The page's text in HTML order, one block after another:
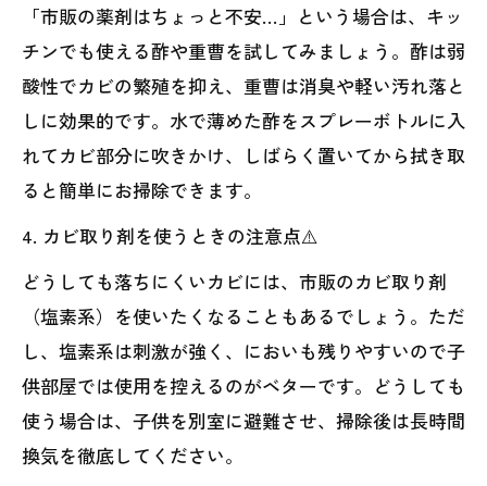
「市販の薬剤はちょっと不安…」という場合は、キッ
チンでも使える酢や重曹を試してみましょう。酢は弱
酸性でカビの繁殖を抑え、重曹は消臭や軽い汚れ落と
しに効果的です。水で薄めた酢をスプレーボトルに入
れてカビ部分に吹きかけ、しばらく置いてから拭き取
ると簡単にお掃除できます。
4. カビ取り剤を使うときの注意点⚠️
どうしても落ちにくいカビには、市販のカビ取り剤
（塩素系）を使いたくなることもあるでしょう。ただ
し、塩素系は刺激が強く、においも残りやすいので子
供部屋では使用を控えるのがベターです。どうしても
使う場合は、子供を別室に避難させ、掃除後は長時間
換気を徹底してください。